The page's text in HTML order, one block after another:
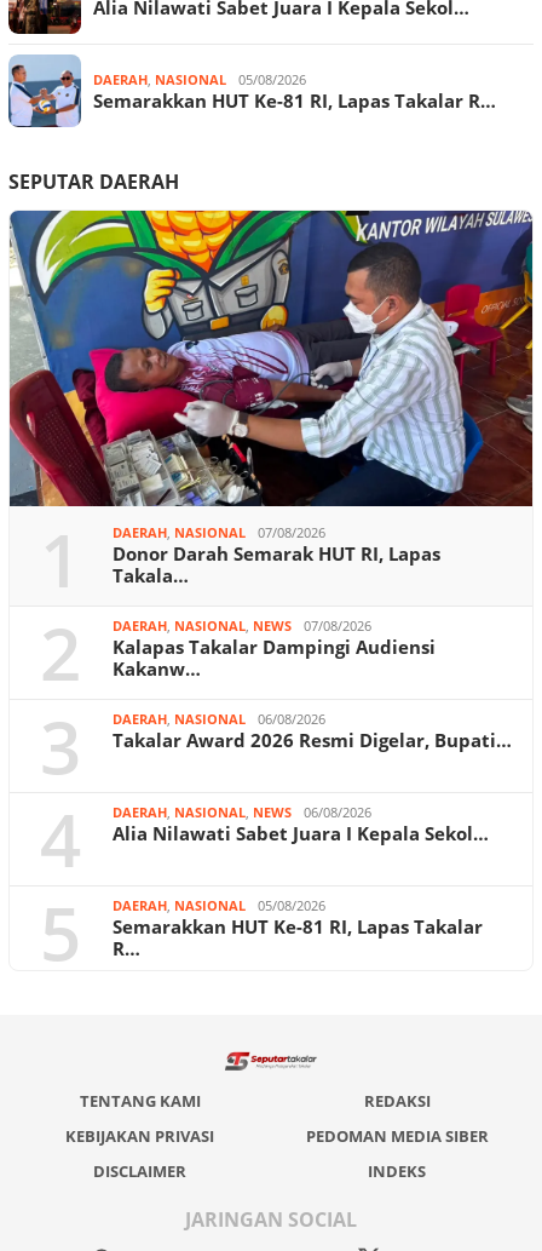
Alia Nilawati Sabet Juara I Kepala Sekol…
DAERAH NASIONAL 05/08/2026
Semarakkan HUT Ke-81 RI, Lapas Takalar R…
SEPUTAR DAERAH
1 DAERAH NASIONAL 07/08/2026
Donor Darah Semarak HUT RI, Lapas
Takala…
2 DAERAH NASIONAL NEWS 07/08/2026
Kalapas Takalar Dampingi Audiensi
Kakanw…
3 DAERAH NASIONAL 06/08/2026
Takalar Award 2026 Resmi Digelar, Bupati…
4 DAERAH NASIONAL NEWS 06/08/2026
Alia Nilawati Sabet Juara I Kepala Sekol…
5 DAERAH NASIONAL 05/08/2026
Semarakkan HUT Ke-81 RI, Lapas Takalar
R…
TENTANG KAMI
REDAKSI
KEBIJAKAN PRIVASI
PEDOMAN MEDIA SIBER
DISCLAIMER
INDEKS
JARINGAN SOCIAL